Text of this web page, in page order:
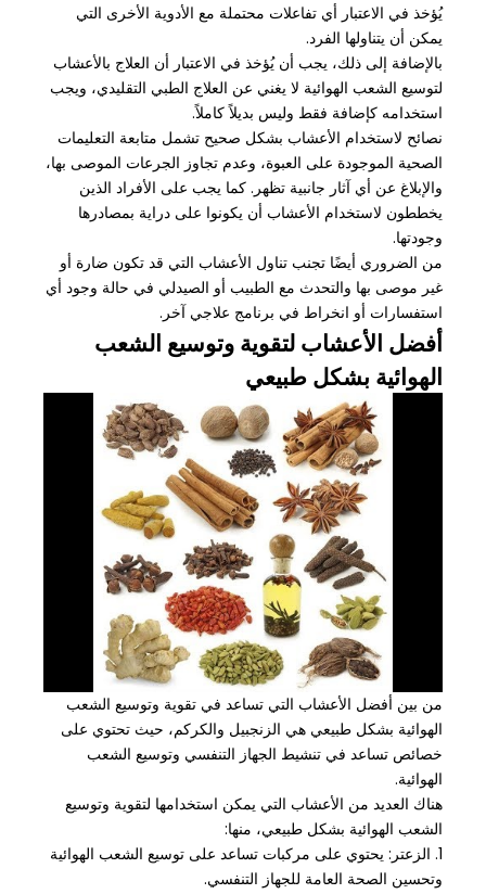
يُؤخذ في الاعتبار أي تفاعلات محتملة مع الأدوية الأخرى التي
يمكن أن يتناولها الفرد.
بالإضافة إلى ذلك، يجب أن يُؤخذ في الاعتبار أن العلاج بالأعشاب
لتوسيع الشعب الهوائية لا يغني عن العلاج الطبي التقليدي، ويجب
استخدامه كإضافة فقط وليس بديلاً كاملاً.
نصائح لاستخدام الأعشاب بشكل صحيح تشمل متابعة التعليمات
الصحية الموجودة على العبوة، وعدم تجاوز الجرعات الموصى بها،
والإبلاغ عن أي آثار جانبية تظهر. كما يجب على الأفراد الذين
يخططون لاستخدام الأعشاب أن يكونوا على دراية بمصادرها
وجودتها.
من الضروري أيضًا تجنب تناول الأعشاب التي قد تكون ضارة أو
غير موصى بها والتحدث مع الطبيب أو الصيدلي في حالة وجود أي
استفسارات أو انخراط في برنامج علاجي آخر.
أفضل الأعشاب لتقوية وتوسيع الشعب
الهوائية بشكل طبيعي
من بين أفضل الأعشاب التي تساعد في تقوية وتوسيع الشعب
الهوائية بشكل طبيعي هي الزنجبيل والكركم، حيث تحتوي على
خصائص تساعد في تنشيط الجهاز التنفسي وتوسيع الشعب
الهوائية.
هناك العديد من الأعشاب التي يمكن استخدامها لتقوية وتوسيع
الشعب الهوائية بشكل طبيعي، منها:
1. الزعتر: يحتوي على مركبات تساعد على توسيع الشعب الهوائية
وتحسين الصحة العامة للجهاز التنفسي.